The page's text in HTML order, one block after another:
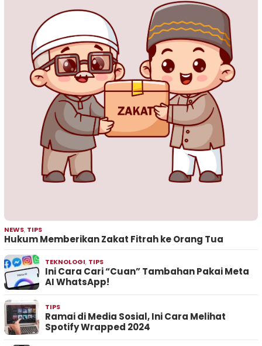
NEWS, TIPS
Hukum Memberikan Zakat Fitrah ke Orang Tua
TEKNOLOGI, TIPS
Ini Cara Cari “Cuan” Tambahan Pakai Meta
AI WhatsApp!
TIPS
Ramai di Media Sosial, Ini Cara Melihat
Spotify Wrapped 2024